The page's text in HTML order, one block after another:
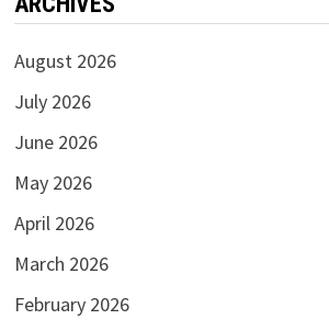
ARCHIVES
August 2026
July 2026
June 2026
May 2026
April 2026
March 2026
February 2026